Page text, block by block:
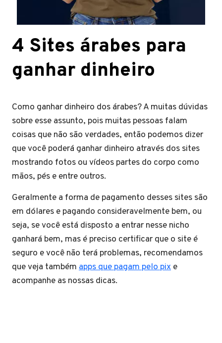
4 Sites árabes para
ganhar dinheiro
Como ganhar dinheiro dos árabes? A muitas dúvidas
sobre esse assunto, pois muitas pessoas falam
coisas que não são verdades, então podemos dizer
que você poderá ganhar dinheiro através dos sites
mostrando fotos ou vídeos partes do corpo como
mãos, pés e entre outros.
Geralmente a forma de pagamento desses sites são
em dólares e pagando consideravelmente bem, ou
seja, se você está disposto a entrar nesse nicho
ganhará bem, mas é preciso certificar que o site é
seguro e você não terá problemas, recomendamos
que veja também apps que pagam pelo pix e
acompanhe as nossas dicas.